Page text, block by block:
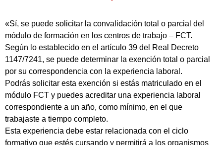
«Sí, se puede solicitar la convalidación total o parcial del
módulo de formación en los centros de trabajo – FCT.
Según lo establecido en el artículo 39 del Real Decreto
1147/7241, se puede determinar la exención total o parcial
por su correspondencia con la experiencia laboral.
Podrás solicitar esta exención si estás matriculado en el
módulo FCT y puedes acreditar una experiencia laboral
correspondiente a un año, como mínimo, en el que
trabajaste a tiempo completo.
Esta experiencia debe estar relacionada con el ciclo
formativo que estés cursando y permitirá a los organismos